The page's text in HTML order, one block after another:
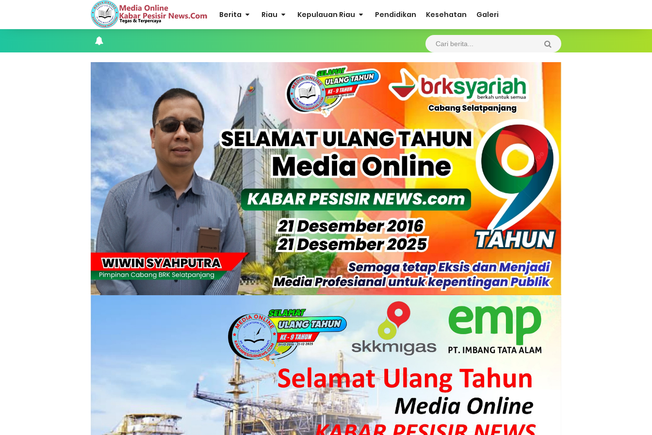
Berita Riau Kepulauan Riau Pendidikan Kesehatan Galeri
Apel Siaga Karhutla 2026 Digelar di Sabak Auh, Polsek dan Forkopimcam Perkuat Kesiapsiagaan Cegah Kebakaran
Musyawarah LAM Ke-3 Tualang Sukses, Zulkifli Z (Nomor Urut 1) Resmi Terpilih Pimpin Lembaga Adat
Kapolres Kepulauan Meranti Perkuat Sinergi Jelang Ekspedisi Merah Putih Presisi Polda Riau.
Teluk Belitung Bagaikan Kota Mati Disaat Listrik Diberlakukan Pemadaman Secara Bergilir, Mesin 600 kW Diharapkan Jadi Solusi.
F-PETIR Desak Pemkab Lingga Segera Buka Solusi Tambang Timah Rakyat: Jangan Hanya di Laut yang Beroperasi, Tambang Timah di Darat
Juga Butuh Hidup
Saat Duka Menyelimuti Korban Serangan Monyet, YBM PLN UP3 Rengat Bersama PW IWO Riau Ulurkan Tangan Kemanusiaan
Wabup Meranti Serahkan Santunan BPJS Rp52 Juta, Optimalisasi Pelaksanaan Program Jaminan Sosial Ketenagakerjaan Diperkuat
Usut Skandal Lahan Ulayat Desa Palas, Sekoci24.co Resmi Layangkan Surat Konfirmasi ke PT Arara Abadi.
Meranti 2026, 30 Putra-Putri Terbaik Disiapkan Kibarkan Merah Putih
Pulihkan Konektivitas Pascabencana, HKI Rampungkan Penanganan Jalur Lembah Anai dan Malalak
Bupati Asmar Lepas 77 Kontingen Pramuka Meranti Ikuti Jambore Nasional XII 2026 di Cibubur
Polres Kepulauan Meranti Gelar Ekspedisi Merah Putih" Jalin Sinergitas dengan Insan Pers, Komunitas dan Mahasiswa
PLN Selat Panjang Minta Maaf, Janji Datangkan Mesin Sewa Atasi Pemadaman di Merbau.
Warga Kecamatan Merbau dan Kecamatan Putri Puyu Tuntut PLN: Hentikan Pemadaman dan Beri Kompensasi
FPMP.TB Bersama OPP Teluk Belitung, Dan Perwakilan Masyarakat Desa Se- Kecamatan Merbau Datangi PLTG Melibur